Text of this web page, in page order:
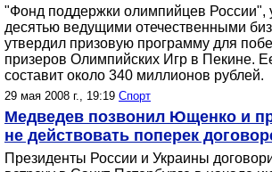
"Фонд поддержки олимпийцев России",
десятью ведущими отечественными
утвердил призовую программу для
призеров Олимпийских Игр в Пекине.
составит около 340 миллионов рублей.
29 мая 2008 г., 19:19 Спорт
Медведев позвонил Ющенко и
не действовать поперек
Президенты России и Украины